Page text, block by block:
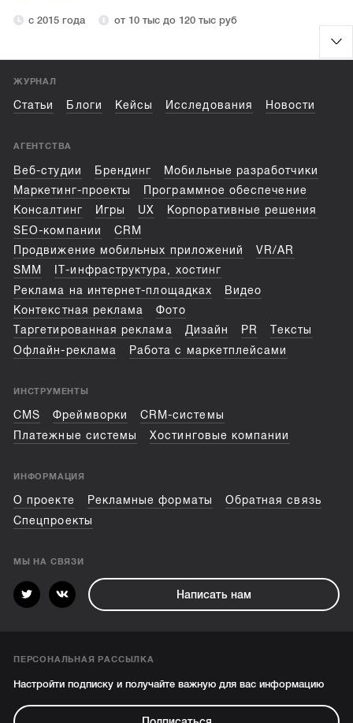
с 2015 года от 10 тыс до 120 тыс руб
ЖУРНАЛ
Статьи Блоги Кейсы Исследования Новости
АГЕНТСТВА
Веб-студии Брендинг
Мобильные разработчики
Маркетинг-проекты
Программное обеспечение
Консалтинг
Игры UX
Корпоративные решения
SEO-компании
CRM
Продвижение мобильных приложений
VR/AR
SMM
IT-инфраструктура, хостинг
Реклама на интернет-площадках
Видео
Контекстная реклама
Фото
Таргетированная реклама
Дизайн PR
Тексты
Офлайн-реклама
Работа с маркетплейсами
ИНСТРУМЕНТЫ
CMS Фреймворки
CRM-системы
Платежные системы
Хостинговые компании
ИНФОРМАЦИЯ
О проекте Рекламные форматы
Обратная связь
Спецпроекты
МЫ НА СВЯЗИ
Написать нам
ПЕРСОНАЛЬНАЯ РАССЫЛКА
Настройти подписку и получайте важную для вас информацию